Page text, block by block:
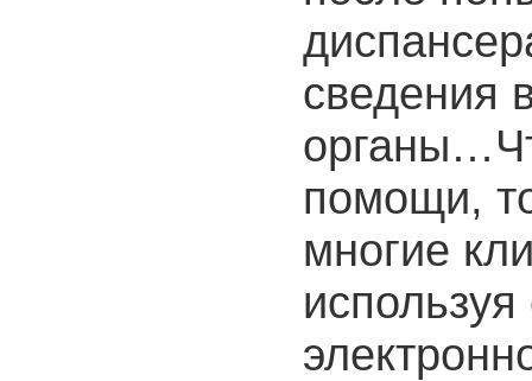
сведения
помощи,
многие